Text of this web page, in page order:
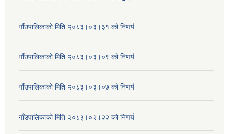
गाँउपालिकाको मिति २०८३।०३।३१ को निणर्य
गाँउपालिकाको मिति २०८३।०३।०९ को निणर्य
गाँउपालिकाको मिति २०८३।०३।०७ को निणर्य
गाँउपालिकाको मिति २०८३।०२।२२ को निणर्य